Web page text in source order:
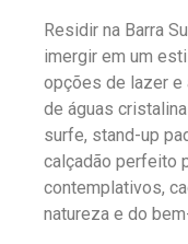
Residir na Barra
imergir em um
opções de lazer e
de águas
surfe, stand-up
calçadão perfeito
contemplativos,
natureza e do